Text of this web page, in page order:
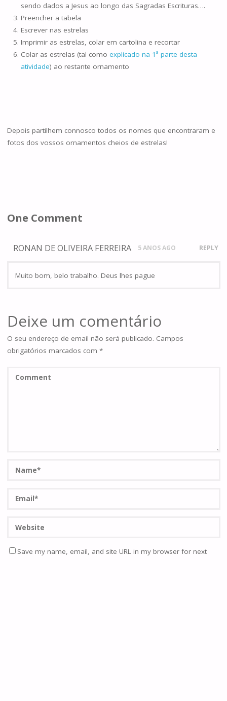
sendo dados a Jesus ao longo das Sagradas Escrituras….
Preencher a tabela
Escrever nas estrelas
Imprimir as estrelas, colar em cartolina e recortar
Colar as estrelas (tal como explicado na 1ª parte desta
atividade) ao restante ornamento
Depois partilhem connosco todos os nomes que encontraram e
fotos dos vossos ornamentos cheios de estrelas!
One Comment
RONAN DE OLIVEIRA FERREIRA 5 ANOS AGO REPLY
Muito bom, belo trabalho. Deus lhes pague
Deixe um comentário
O seu endereço de email não será publicado. Campos
obrigatórios marcados com *
Save my name, email, and site URL in my browser for next